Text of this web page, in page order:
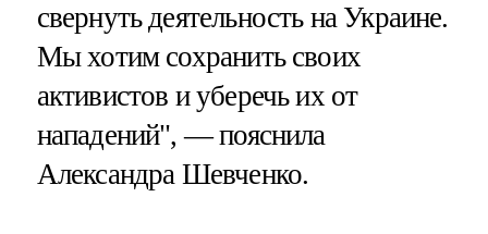
свернуть деятельность на Украине.
Мы хотим сохранить своих
активистов и уберечь их от
нападений", — пояснила
Александра Шевченко.